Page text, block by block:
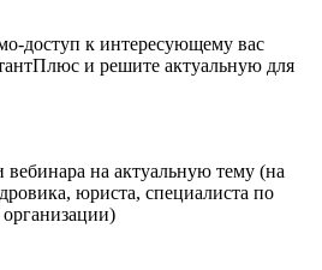
доступ к интересующему вас
и решите актуальную для
вебинара на актуальную тему (на
юриста, специалиста по